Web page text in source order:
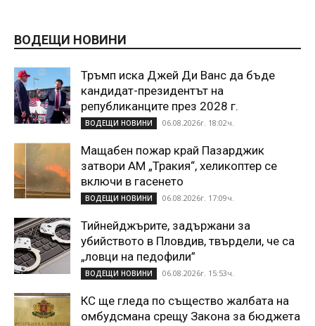
ВОДЕЩИ НОВИНИ
Тръмп иска Джей Ди Ванс да бъде
кандидат-президентът на
републиканците през 2028 г.
ВОДЕЩИ НОВИНИ 06.08.2026г. 18:02ч.
Мащабен пожар край Пазарджик
затвори АМ „Тракия“, хеликоптер се
включи в гасенето
ВОДЕЩИ НОВИНИ 06.08.2026г. 17:09ч.
Тийнейджърите, задържани за
убийството в Пловдив, твърдели, че са
„ловци на педофили”
ВОДЕЩИ НОВИНИ 06.08.2026г. 15:53ч.
КС ще гледа по същество жалбата на
омбудсмана срещу Закона за бюджета